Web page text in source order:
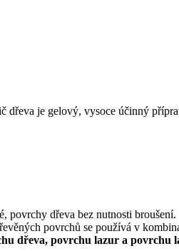
dřeva je gelový, vysoce účinný
povrchy dřeva bez nutnosti broušení.
povrchů se používá v
dřeva, povrchu lazur a povrchu